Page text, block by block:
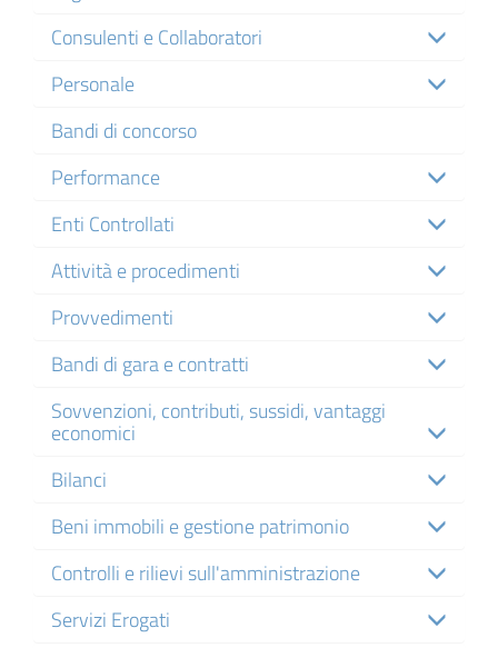
Consulenti e Collaboratori
Personale
Bandi di concorso
Performance
Enti Controllati
Attività e procedimenti
Provvedimenti
Bandi di gara e contratti
Sovvenzioni, contributi, sussidi, vantaggi
economici
Bilanci
Beni immobili e gestione patrimonio
Controlli e rilievi sull'amministrazione
Servizi Erogati